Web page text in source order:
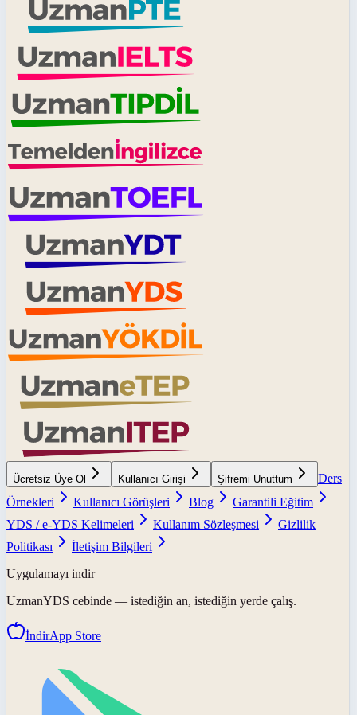
Ücretsiz Üye Ol Kullanıcı Girişi Şifremi Unuttum
Ders
Örnekleri
Kullanıcı Görüşleri Blog
Garantili Eğitim
YDS / e-YDS Kelimeleri
Kullanım Sözleşmesi
Gizlilik
Politikası
İletişim Bilgileri
Uygulamayı indir
UzmanYDS cebinde — istediğin an, istediğin yerde çalış.
İndirApp Store